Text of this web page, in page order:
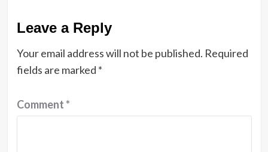
Leave a Reply
Your email address will not be published. Required
fields are marked *
Comment*